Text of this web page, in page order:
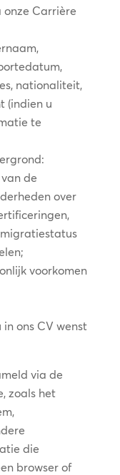
onze Carrière
nationaliteit,
(indien u
te
de
over
voorkomen
ons CV wenst
via de
zoals het
die
browser of